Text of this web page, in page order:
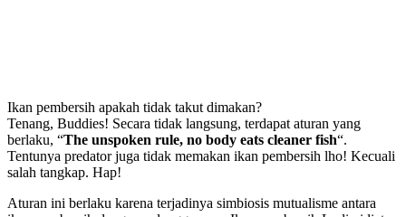
Ikan pembersih apakah tidak takut dimakan?
Tenang, Buddies! Secara tidak langsung, terdapat aturan yang
berlaku, “The unspoken rule, no body eats cleaner fish“.
Tentunya predator juga tidak memakan ikan pembersih lho! Kecuali
salah tangkap. Hap!
Aturan ini berlaku karena terjadinya simbiosis mutualisme antara